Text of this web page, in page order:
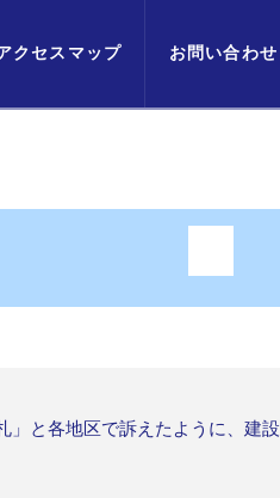
クセスマップ お問い合わせ
」と各地区で訴えたように、建設